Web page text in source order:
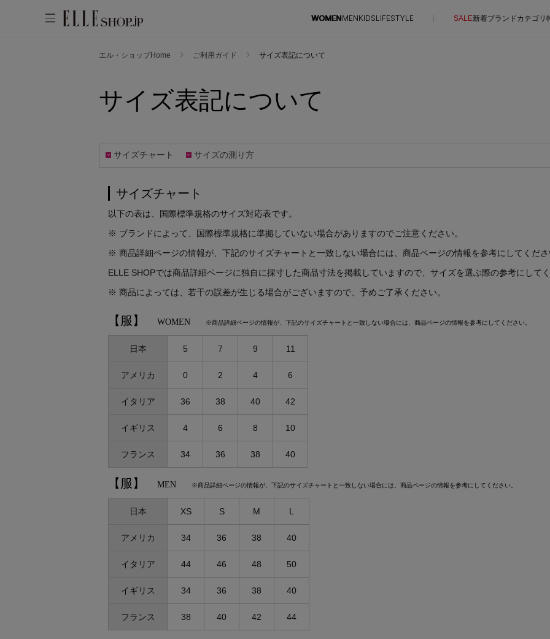
WOMENMENKIDSLIFESTYLE SALE新着ブランドカテゴリ
再入荷アイテム
最旬！トレンドワード
【雨の日】急な雨対策グッズ
【Tシャツ】デイリーに活躍
【サンダル】ビーサンの季節！
【ワンピース】猛暑日はこれ！
【CFCL】注目のPOP-UP
【レース】上品な透け感
【限定】ここでしか買えないアイテム
【ペプラム】トレンドシルエット
『ELLE』最新号掲載
【ジュエリー】シルバーでクールに
アイテム一覧
ブラウス・シャツ
ルームウェア・パジャマ
すべてのシューズ
スニーカー
フラットシューズ
すべてのバッグ・財布
ショルダーバッグ
トートバッグ
財布・小物
ボディバッグ・ウェストポーチ
クラッチバッグ
ボストンバッグ
帽子・イヤーマフ
アイウェア
ベルト
レッグウェア
チャーム・ストラップ
その他(傘・ハンカチ・時計など)
ピアス・イヤリング
バングル・ブレスレット
ランジェリー
すべてのランジェリー
ランジェリー
インナー
すべてのスポーツ
ウェア
シューズ
バッグ・小物
PERSONAL COLOR
エディター厳選ギフト
お気に入りブランド
ポイント・クーポン
カスタマーサポート
エル・ショップについて
エル・ショップHome ご利用ガイド サイズ表記について
サイズ表記について
サイズチャート サイズの測り方
サイズチャート
以下の表は、国際標準規格のサイズ対応表です。
※ ブランドによって、国際標準規格に準拠していない場合がありますのでご注意ください。
※ 商品詳細ページの情報が、下記のサイズチャートと一致しない場合には、商品ページの情報を参考にしてくだ
ELLE SHOPでは商品詳細ページに独自に採寸した商品寸法を掲載していますので、サイズを選ぶ際の参考にして
※ 商品によっては、若干の誤差が生じる場合がございますので、予めご了承ください。
【服】 WOMEN ※商品詳細ページの情報が、下記のサイズチャートと一致しない場合には、商品ページの情報を参考にしてください。
日本 5 7 9 11
アメリカ 0 2 4 6
イタリア 36 38 40 42
イギリス 4 6 8 10
フランス 34 36 38 40
【服】 MEN ※商品詳細ページの情報が、下記のサイズチャートと一致しない場合には、商品ページの情報を参考にしてください。
日本 XS S M L
アメリカ 34 36 38 40
イタリア 44 46 48 50
イギリス 34 36 38 40
フランス 38 40 42 44